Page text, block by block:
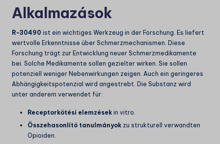
Alkalmazások
R-30490 ist ein wichtiges Werkzeug in der Forschung. Es liefert
wertvolle Erkenntnisse über Schmerzmechanismen. Diese
Forschung trägt zur Entwicklung neuer Schmerzmedikamente
bei. Solche Medikamente sollen gezielter wirken. Sie sollen
potenziell weniger Nebenwirkungen zeigen. Auch ein geringeres
Abhängigkeitspotenzial wird angestrebt. Die Substanz wird
unter anderem verwendet für:
Receptorkötési elemzések in vitro.
Összehasonlító tanulmányok zu strukturell verwandten
Opioiden.